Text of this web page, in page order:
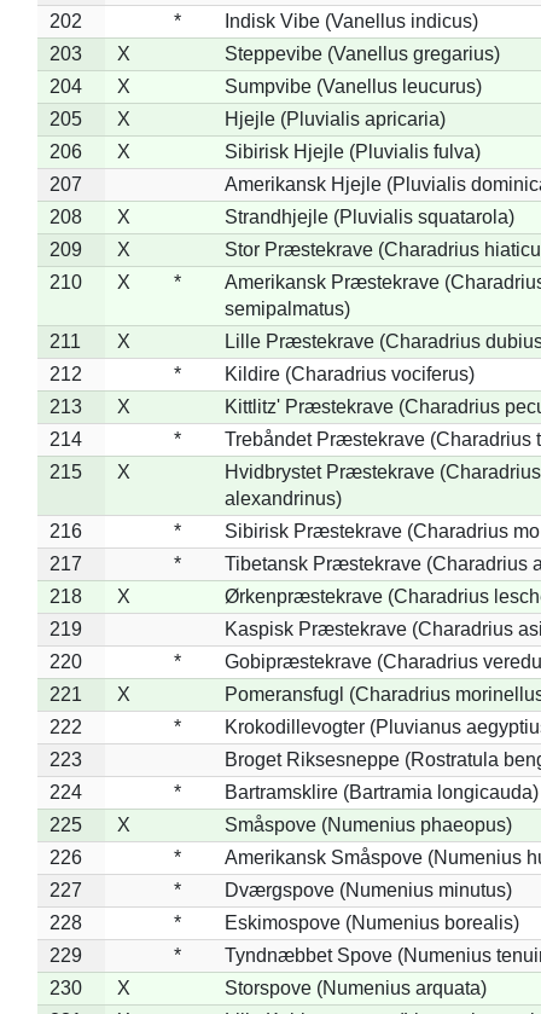
202
*
Indisk Vibe (Vanellus indicus)
203
X
Steppevibe (Vanellus gregarius)
204
X
Sumpvibe (Vanellus leucurus)
205
X
Hjejle (Pluvialis apricaria)
206
X
Sibirisk Hjejle (Pluvialis fulva)
207
Amerikansk Hjejle (Pluvialis
208
X
Strandhjejle (Pluvialis squatarola)
209
X
Stor Præstekrave (Charadrius
210
X *
Amerikansk Præstekrave
semipalmatus)
211
X
Lille Præstekrave (Charadrius
212
*
Kildire (Charadrius vociferus)
213
X
Kittlitz' Præstekrave (Charadrius
214
*
Trebåndet Præstekrave (Charadrius
215
X
Hvidbrystet Præstekrave (Charadrius
alexandrinus)
216
*
Sibirisk Præstekrave (Charadrius
217
*
Tibetansk Præstekrave (Charadrius
218
X
Ørkenpræstekrave (Charadrius
219
Kaspisk Præstekrave (Charadrius
220
*
Gobipræstekrave (Charadrius
221
X
Pomeransfugl (Charadrius
222
*
Krokodillevogter (Pluvianus
223
Broget Riksesneppe (Rostratula
224
*
Bartramsklire (Bartramia longicauda)
225
X
Småspove (Numenius phaeopus)
226
*
Amerikansk Småspove (Numenius
227
*
Dværgspove (Numenius minutus)
228
*
Eskimospove (Numenius borealis)
229
*
Tyndnæbbet Spove (Numenius
230
X
Storspove (Numenius arquata)